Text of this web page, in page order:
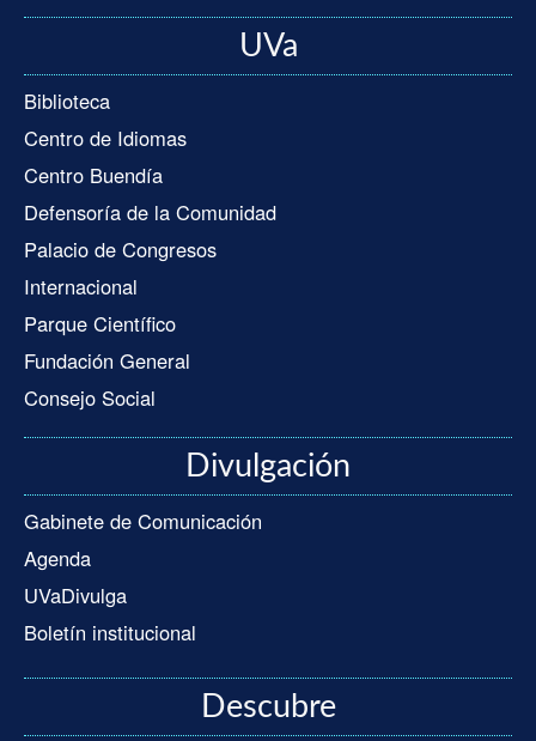
UVa
Biblioteca
Centro de Idiomas
Centro Buendía
Defensoría de la Comunidad
Palacio de Congresos
Internacional
Parque Científico
Fundación General
Consejo Social
Divulgación
Gabinete de Comunicación
Agenda
UVaDivulga
Boletín institucional
Descubre